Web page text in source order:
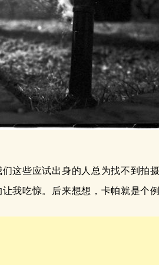
这些应试出身的人总为找不到拍
我吃惊。后来想想，卡帕就是个例